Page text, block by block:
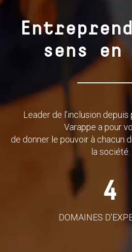
sens en
Leader de l’inclusion depuis
Varappe a pour
de donner le pouvoir à chacun
la société.
4
DOMAINES